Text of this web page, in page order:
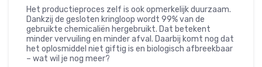
Het productieproces zelf is ook opmerkelijk duurzaam.
Dankzij de gesloten kringloop wordt 99% van de
gebruikte chemicaliën hergebruikt. Dat betekent
minder vervuiling en minder afval. Daarbij komt nog dat
het oplosmiddel niet giftig is en biologisch afbreekbaar
– wat wil je nog meer?